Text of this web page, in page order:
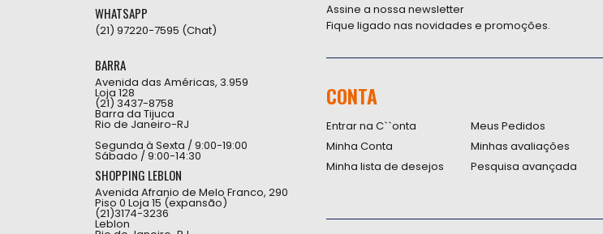
WHATSAPP
(21) 97220-7595 (Chat)
BARRA
Avenida das Américas, 3.959
Loja 128
(21) 3437-8758
Barra da Tijuca
Rio de Janeiro-RJ
Segunda à Sexta / 9:00-19:00
Sábado / 9:00-14:30
SHOPPING LEBLON
Avenida Afranio de Melo Franco, 290
Piso 0 Loja 15 (expansão)
(21)3174-3236
Leblon
Assine a nossa newsletter
Fique ligado nas novidades e promoções.
CONTA
Entrar na C``onta
Minha Conta
Minha lista de desejos
Meus Pedidos
Minhas avaliações
Pesquisa avançada